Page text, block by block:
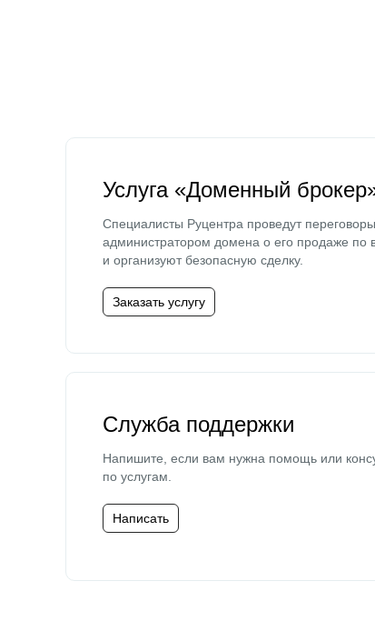
Услуга «Доменный
Специалисты Руцентра проведут
администратором домена о его продаже по
и организуют безопасную сделку.
Заказать услугу
Служба поддержки
Напишите, если вам нужна помощь или
по услугам.
Написать